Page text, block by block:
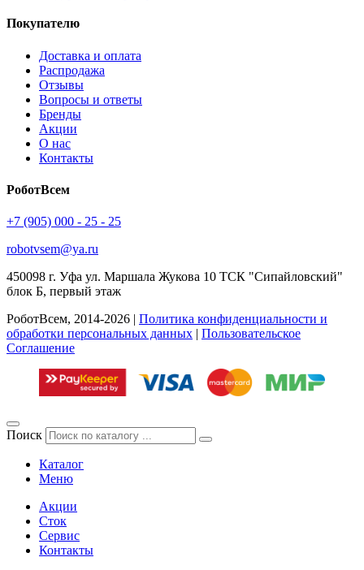
Покупателю
Доставка и оплата
Распродажа
Отзывы
Вопросы и ответы
Бренды
Акции
О нас
Контакты
РоботВсем
+7 (905) 000 - 25 - 25
robotvsem@ya.ru
450098 г. Уфа ул. Маршала Жукова 10 ТСК "Сипайловский"
блок Б, первый этаж
РоботВсем, 2014-2026 | Политика конфиденциальности и
обработки персональных данных | Пользовательское
Соглашение
Поиск
Каталог
Меню
Акции
Сток
Сервис
Контакты